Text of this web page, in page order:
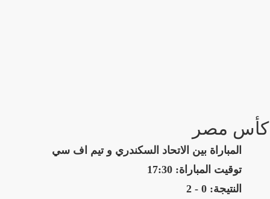
كأس مصر
المباراة بين الاتحاد السكندري و تيم اف سي
توقيت المباراة: 17:30
النتيجة: 0 - 2